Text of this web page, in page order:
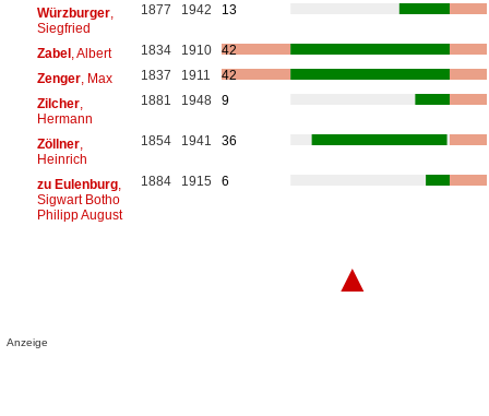
Würzburger,
Siegfried
1877 1942 13
Zabel, Albert 1834 1910
42
Zenger, Max 1837 1911
42
Zilcher,
Hermann
1881 1948 9
Zöllner,
Heinrich
1854 1941 36
zu Eulenburg,
Sigwart Botho
Philipp August
1884 1915 6
▲
Anzeige